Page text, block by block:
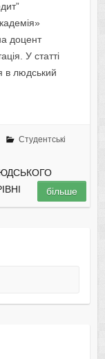
доцент
У статті
в людський
Студентські
більше